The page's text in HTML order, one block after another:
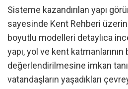
Sisteme kazandırılan yapı
sayesinde Kent Rehberi
boyutlu modelleri detaylıca
yapı, yol ve kent katmanlarının
değerlendirilmesine imkan
vatandaşların yaşadıkları